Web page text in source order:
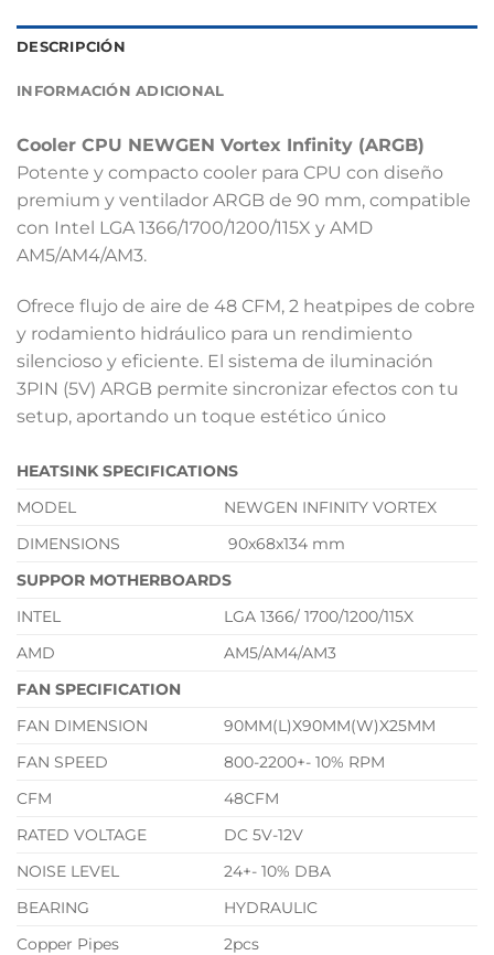
DESCRIPCIÓN
INFORMACIÓN ADICIONAL
Cooler CPU NEWGEN Vortex Infinity (ARGB)
Potente y compacto cooler para CPU con diseño
premium y ventilador ARGB de 90 mm, compatible
con Intel LGA 1366/1700/1200/115X y AMD
AM5/AM4/AM3.
Ofrece flujo de aire de 48 CFM, 2 heatpipes de cobre
y rodamiento hidráulico para un rendimiento
silencioso y eficiente. El sistema de iluminación
3PIN (5V) ARGB permite sincronizar efectos con tu
setup, aportando un toque estético único
HEATSINK SPECIFICATIONS
MODEL
NEWGEN INFINITY VORTEX
DIMENSIONS
90x68x134 mm
SUPPOR MOTHERBOARDS
INTEL
LGA 1366/ 1700/1200/115X
AMD
AM5/AM4/AM3
FAN SPECIFICATION
FAN DIMENSION
90MM(L)X90MM(W)X25MM
FAN SPEED
800-2200+- 10% RPM
CFM
48CFM
RATED VOLTAGE
DC 5V-12V
NOISE LEVEL
24+- 10% DBA
BEARING
HYDRAULIC
Copper Pipes
2pcs